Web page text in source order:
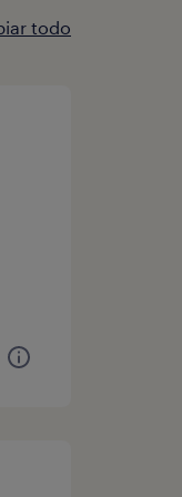
todo